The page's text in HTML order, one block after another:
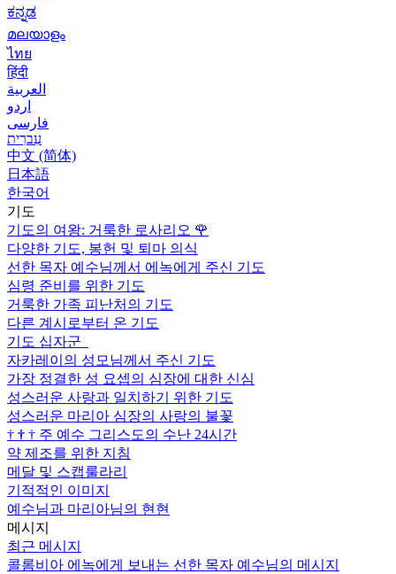
ಕನ್ನಡ
മലയാളം
ไทย
हिंदी
العربية
اردو
فارسی
עִברִית
中文 (简体)
日本語
한국어
기도
기도의 여왕: 거룩한 로사리오 🌹
다양한 기도, 봉헌 및 퇴마 의식
선한 목자 예수님께서 에녹에게 주신 기도
심령 준비를 위한 기도
거룩한 가족 피난처의 기도
다른 계시로부터 온 기도
기도 십자군
자카레이의 성모님께서 주신 기도
가장 정결한 성 요셉의 심장에 대한 신심
성스러운 사랑과 일치하기 위한 기도
성스러운 마리아 심장의 사랑의 불꽃
† † † 주 예수 그리스도의 수난 24시간
약 제조를 위한 지침
메달 및 스캡룰라리
기적적인 이미지
예수님과 마리아님의 현현
메시지
최근 메시지
콜롬비아 에녹에게 보내는 선한 목자 예수님의 메시지